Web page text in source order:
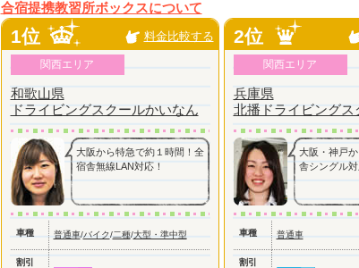
合宿提携教習所ボックスについて
1位 料金比較する
関西エリア
和歌山県
ドライビングスクールかいなん
大阪から特急で約１時間！全
宿舎無線LAN対応！
車種 普通車/バイク/二種/大型・準中型
割引
2位
関西エリア
兵庫県
北播ドライビングス
大阪・神戸
舎シングル対
車種 普通車
割引